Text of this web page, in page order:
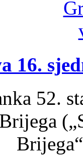
16.
52.